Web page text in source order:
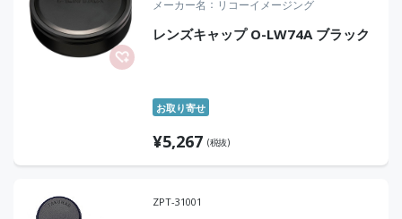
メーカー名 リコーイメージング
レンズキャップ O-LW74A ブラック
お取り寄せ
¥5,267 (税抜)
ZPT-31001